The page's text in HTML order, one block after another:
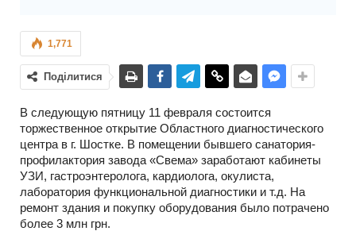
1,771
Поділитися
В следующую пятницу 11 февраля состоится
торжественное открытие Областного диагностического
центра в г. Шостке. В помещении бывшего санатория-
профилактория завода «Свема» заработают кабинеты
УЗИ, гастроэнтеролога, кардиолога, окулиста,
лаборатория функциональной диагностики и т.д. На
ремонт здания и покупку оборудования было потрачено
более 3 млн грн.